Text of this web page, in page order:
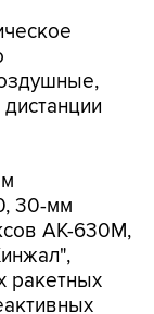
30-мм
АК-630М,
ракетных